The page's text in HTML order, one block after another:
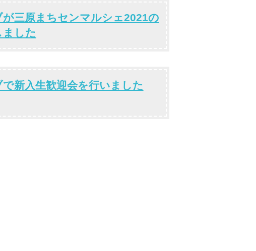
が三原まちセンマルシェ2021の
した
新入生歓迎会を行いました